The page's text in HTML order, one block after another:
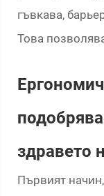
гъвкава,
Това
здравето
Първият